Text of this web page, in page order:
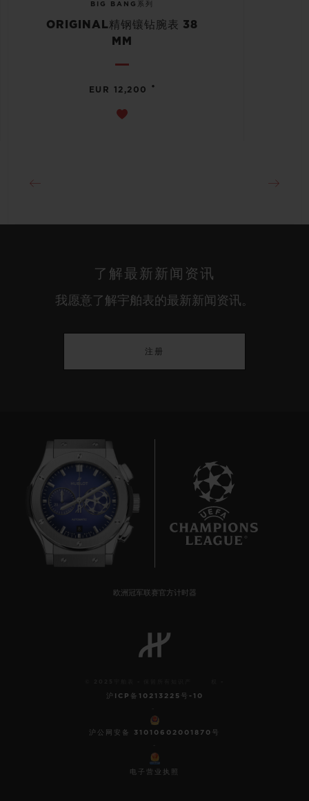
BIG BANG系列
ORIGINAL精钢镶钻腕表 38
MM
EUR 12,200 •
了解最新新闻资讯
我愿意了解宇舶表的最新新闻资讯。
注册
欧洲冠军联赛官方计时器
沪ICP备10213225号-10
沪公网安备 31010602001870号
电子营业执照